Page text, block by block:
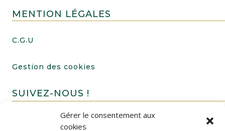
Gérer le consentement aux
cookies
MENTION LÉGALES
C.G.U
Gestion des cookies
SUIVEZ-NOUS !